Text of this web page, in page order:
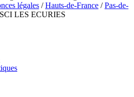
légales /Hauts-de-France /Pas-de-
LES ECURIES